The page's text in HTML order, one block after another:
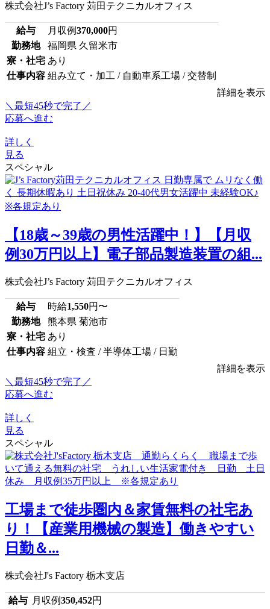
株式会社J’s Factory 苅田テクニカルオフィス
給与 月収例370,000円
勤務地
福岡県 久留米市
寮・社宅 あり
仕事内容 組み立て・加工 / 自動車系工場 / 交替制
詳細を表示
＼最短45秒で完了／
応募へ進む
詳しく
見る
スペシャル
【18歳～39歳の男性活躍中！】【月収
例30万円以上】電子部品製造装置の組...
株式会社J’s Factory 苅田テクニカルオフィス
給与 時給1,550円〜
勤務地
熊本県 菊池市
寮・社宅 あり
仕事内容 組立・検査 / 半導体工場 / 日勤
詳細を表示
＼最短45秒で完了／
応募へ進む
詳しく
見る
スペシャル
工場まで徒歩圏内＆家賃無料の社宅あ
り！【産業用機械の製造】働きやすい
日勤＆...
株式会社J's Factory 栃木支店
給与 月収例350,452円